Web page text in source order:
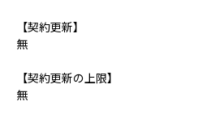
【契約更新】
無
【契約更新の上限】
無